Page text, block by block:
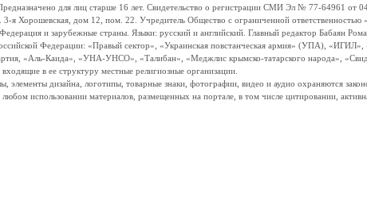
для лиц старше 16 лет. Свидетельство о регистрации СМИ Эл № 77-64961 от
я Хорошевская, дом 12, пом. 22. Учредитель Общество с ограниченной
и зарубежные страны. Языки: русский и английский. Главный редактор Бабаян
Федерации: «Правый сектор», «Украинская повстанческая армия» (УПА),
«Аль-Каида», «УНА-УНСО», «Талибан», «Меджлис крымско-татарского народа»,
в ее структуру местные религиозные организации.
элементы дизайна, логотипы, товарные знаки, фотографии, видео и аудио охраняются
использовании материалов, размещенных на портале, в том числе цитировании,